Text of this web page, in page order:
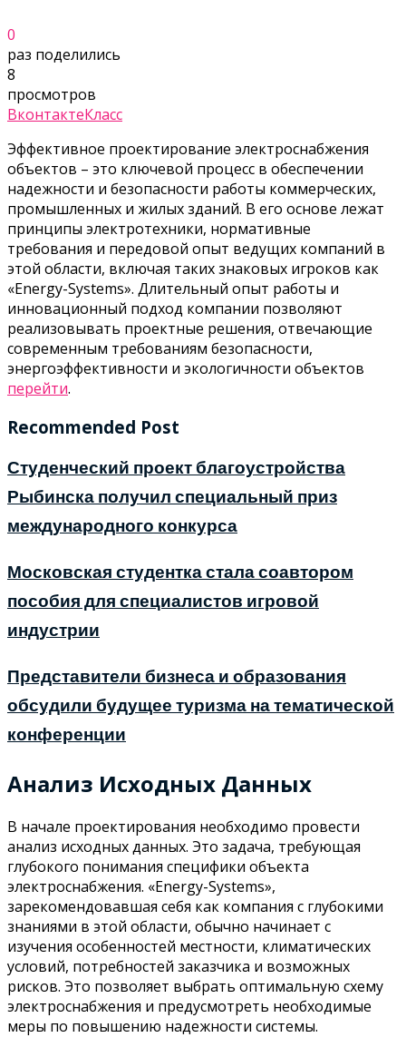
0
раз поделились
8
просмотров
ВконтактеКласс
Эффективное проектирование электроснабжения
объектов – это ключевой процесс в обеспечении
надежности и безопасности работы коммерческих,
промышленных и жилых зданий. В его основе лежат
принципы электротехники, нормативные
требования и передовой опыт ведущих компаний в
этой области, включая таких знаковых игроков как
«Energy-Systems». Длительный опыт работы и
инновационный подход компании позволяют
реализовывать проектные решения, отвечающие
современным требованиям безопасности,
энергоэффективности и экологичности объектов
перейти.
Recommended Post
Студенческий проект благоустройства
Рыбинска получил специальный приз
международного конкурса
Московская студентка стала соавтором
пособия для специалистов игровой
индустрии
Представители бизнеса и образования
обсудили будущее туризма на тематической
конференции
Анализ Исходных Данных
В начале проектирования необходимо провести
анализ исходных данных. Это задача, требующая
глубокого понимания специфики объекта
электроснабжения. «Energy-Systems»,
зарекомендовавшая себя как компания с глубокими
знаниями в этой области, обычно начинает с
изучения особенностей местности, климатических
условий, потребностей заказчика и возможных
рисков. Это позволяет выбрать оптимальную схему
электроснабжения и предусмотреть необходимые
меры по повышению надежности системы.